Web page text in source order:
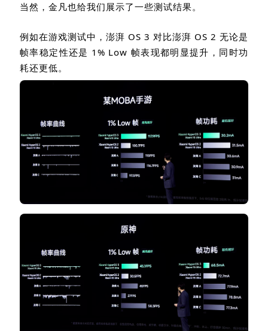
当然，金凡也给我们展示了一些测试结果。
例如在游戏测试中，澎湃 OS 3 对比澎湃 OS 2 无论是
帧率稳定性还是 1% Low 帧表现都明显提升，同时功
耗还更低。